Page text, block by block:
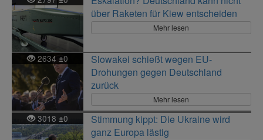
über Raketen für Kiew entscheiden
Mehr lesen
2634±0
Slowakei schießt wegen EU-
Drohungen gegen Deutschland
zurück
Mehr lesen
3018 ±0
Stimmung kippt: Die Ukraine wird
ganz Europa lästig